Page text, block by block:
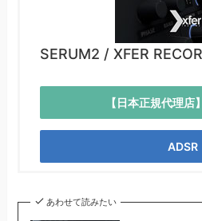
SERUM2 / XFER
【日本正規代理
ADSR
あわせて読みたい